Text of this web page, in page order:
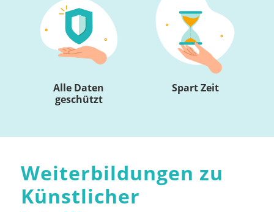
Alle Daten
geschützt
Spart Zeit
Weiterbildungen zu
Künstlicher